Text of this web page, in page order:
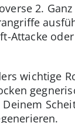
2.
Attacke
wichtige